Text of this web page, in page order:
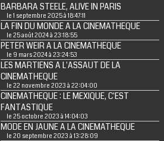
BARBARA STEELE, ALIVE IN PARIS
le 1 septembre 2025 à 18:47:11
LA FIN DU MONDE A LA CINEMATHEQUE
le 25 août 2024 à 23:18:55
PETER WEIR A LA CINEMATHEQUE
le 9 mars 2024 à 23:24:53
LES MARTIENS A L'ASSAUT DE LA
CINEMATHEQUE
le 22 novembre 2023 à 22:04:00
CINEMATHEQUE : LE MEXIQUE, C'EST
FANTASTIQUE
le 25 octobre 2023 à 14:04:03
MODE EN JAUNE A LA CINEMATHEQUE
le 20 septembre 2023 à 13:28:09